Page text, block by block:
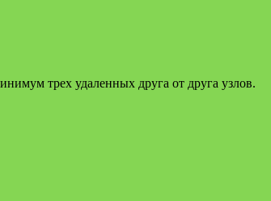
трех удаленных друга от друга узлов.